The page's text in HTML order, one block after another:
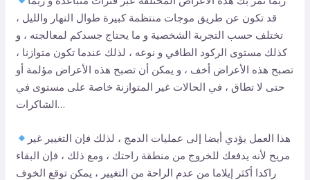
قد تكون عن طريق موجات منتظمة كبيرة طوال النهار والليل ،
تختلف حسب التجربة الشخصية و ما يحتاج جسدكم لمعالجته ، و
كذلك مستوى الركود الطاقي و نوعه ، لذلك عندما تكون متوازنا ،
تصبح هذه الأعراض أخف ، و يمكن أن تصبح هذه الأعراض مؤلمة أو
حتى لا تطاق ، في الحالات غير المتوازنة خاصة على مستوى في
الشاكرات…
هذا العمل يؤدي أيضا إلى عمليات الدمج ، لذلك فإن التغيير غير
مريح لأنه يدفعك للخروج من منطقة راحتك ، ومع ذلك ، فإن البقاء
راكدا أكثر إيلاما من عدم الراحة من التغيير ، يمكن توقع الخوف